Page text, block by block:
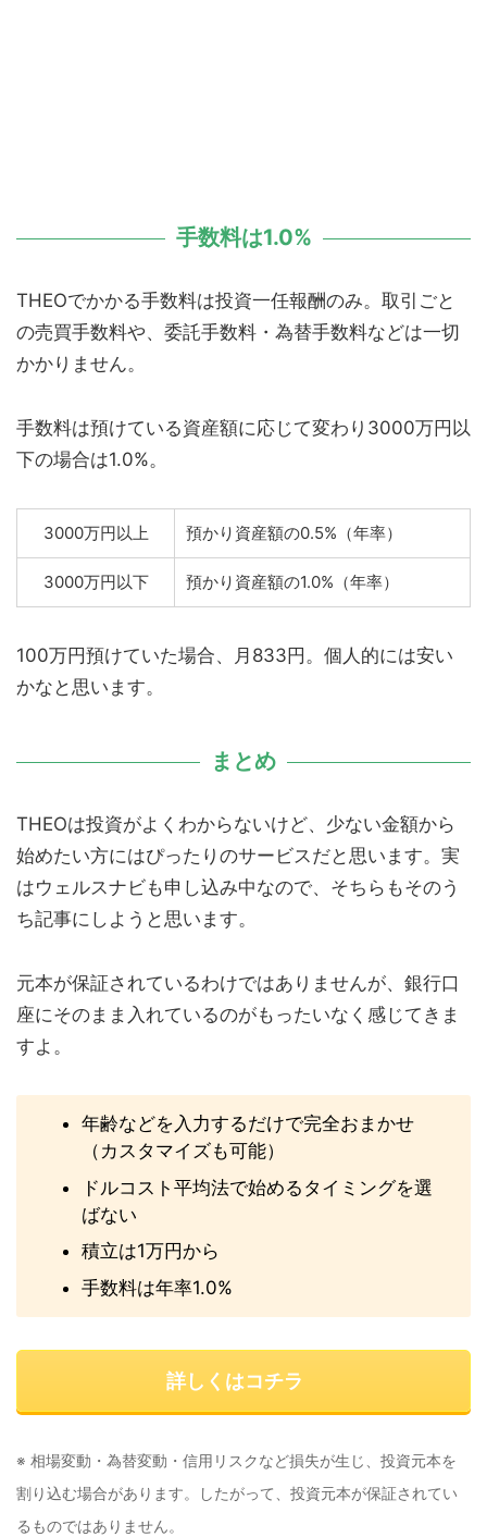
手数料は1.0%
THEOでかかる手数料は投資一任報酬のみ。取引ごと
の売買手数料や、委託手数料・為替手数料などは一切
かかりません。
手数料は預けている資産額に応じて変わり3000万円以
下の場合は1.0%。
3000万円以上 預かり資産額の0.5%（年率）
3000万円以下 預かり資産額の1.0%（年率）
100万円預けていた場合、月833円。個人的には安い
かなと思います。
まとめ
THEOは投資がよくわからないけど、少ない金額から
始めたい方にはぴったりのサービスだと思います。実
はウェルスナビも申し込み中なので、そちらもそのう
ち記事にしようと思います。
元本が保証されているわけではありませんが、銀行口
座にそのまま入れているのがもったいなく感じてきま
すよ。
年齢などを入力するだけで完全おまかせ
（カスタマイズも可能）
ドルコスト平均法で始めるタイミングを選
ばない
積立は1万円から
手数料は年率1.0%
詳しくはコチラ
※ 相場変動・為替変動・信用リスクなど損失が生じ、投資元本を
割り込む場合があります。したがって、投資元本が保証されてい
るものではありません。